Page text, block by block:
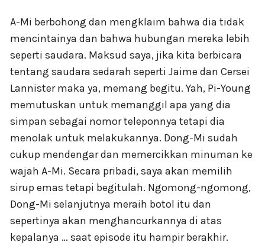
A-Mi berbohong dan mengklaim bahwa dia tidak
mencintainya dan bahwa hubungan mereka lebih
seperti saudara. Maksud saya, jika kita berbicara
tentang saudara sedarah seperti Jaime dan Cersei
Lannister maka ya, memang begitu. Yah, Pi-Young
memutuskan untuk memanggil apa yang dia
simpan sebagai nomor teleponnya tetapi dia
menolak untuk melakukannya. Dong-Mi sudah
cukup mendengar dan memercikkan minuman ke
wajah A-Mi. Secara pribadi, saya akan memilih
sirup emas tetapi begitulah. Ngomong-ngomong,
Dong-Mi selanjutnya meraih botol itu dan
sepertinya akan menghancurkannya di atas
kepalanya … saat episode itu hampir berakhir.